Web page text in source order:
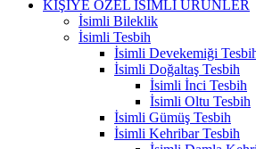
KİŞİYE ÖZEL İSİMLİ ÜRÜNLER
İsimli Bileklik
İsimli Tesbih
İsimli Devekemiği
İsimli Doğaltaş Tesbih
İsimli İnci Tesbih
İsimli Oltu Tesbih
İsimli Gümüş Tesbih
İsimli Kehribar Tesbih